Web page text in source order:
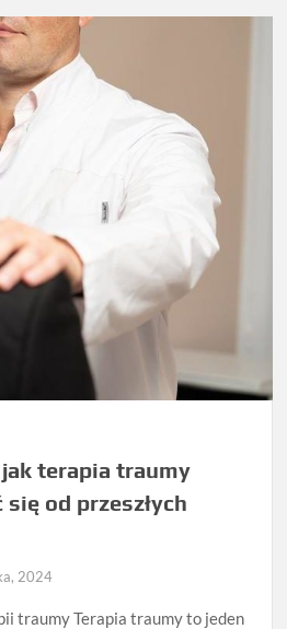
terapia traumy
od przeszłych
2024
traumy Terapia traumy to jeden